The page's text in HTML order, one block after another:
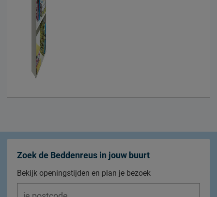
Zoek de Beddenreus in jouw buurt
Bekijk openingstijden en plan je bezoek